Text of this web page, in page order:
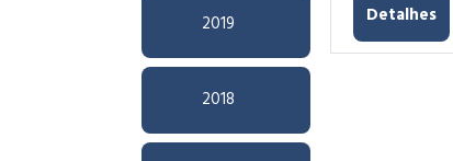
2019
2018
Detalhes